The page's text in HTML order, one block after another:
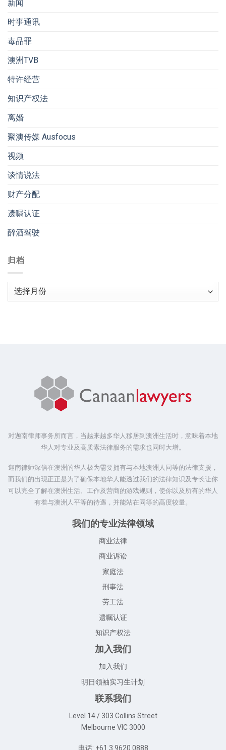
新闻
时事通讯
毒品罪
澳洲TVB
特许经营
知识产权法
离婚
聚澳传媒 Ausfocus
视频
谈情说法
财产分配
遗嘱认证
醉酒驾驶
归档
对迦南律师事务所而言，当越来越多华人移居到澳洲生活时，意味着本地
华人对专业及高质素法律服务的需求也同时大增。
迦南律师深信在澳洲的华人极为需要拥有与本地澳洲人同等的法律支援，
而我们的出现正正是为了确保本地华人能透过我们的法律知识及专长让你
可以完全了解在澳洲生活、工作及营商的游戏规则，使你以及所有的华人
有着与澳洲人平等的待遇，并能站在同等的高度较量。
我们的专业法律领域
商业法律
商业诉讼
家庭法
刑事法
劳工法
遗嘱认证
知识产权法
加入我们
加入我们
明日领袖实习生计划
联系我们
Level 14 / 303 Collins Street
Melbourne VIC 3000
电话: +61 3 9620 0888